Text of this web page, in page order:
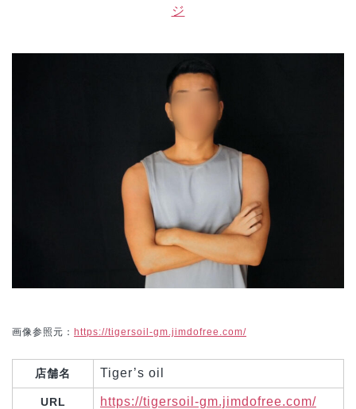
ジ
画像参照元： https://tigersoil-gm.jimdofree.com/
店舗名 Tiger’s oil
URL https://tigersoil-gm.jimdofree.com/